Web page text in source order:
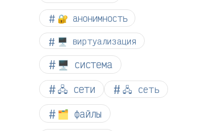
🔐 анонимность
🖥️ виртуализация
🖥️ система
🖧 сети
🖧 сеть
🗂️ файлы